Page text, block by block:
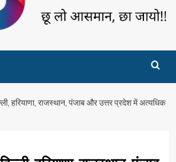
हरियाणा, राजस्थान, पंजाब और उत्तर प्रदेश में अत्यधिक